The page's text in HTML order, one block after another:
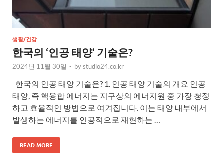
생활/건강
한국의 ‘인공 태양’ 기술은?
2024년 11월 30일 - bystudio24.co.kr
한국의 인공 태양 기술은? 1. 인공 태양 기술의 개요 인공
태양, 즉 핵융합 에너지는 지구상의 에너지원 중 가장 청정
하고 효율적인 방법으로 여겨집니다. 이는 태양 내부에서
발생하는 에너지를 인공적으로 재현하는 …
READ MORE